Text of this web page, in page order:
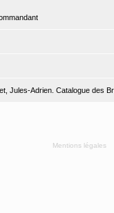
Jules-Adrien. Catalogue des
Mentions légales